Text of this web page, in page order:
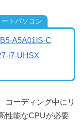
トパソコン
A5A01IS-C
i7-UHSX
コーディング中にリ
性能なCPUが必要